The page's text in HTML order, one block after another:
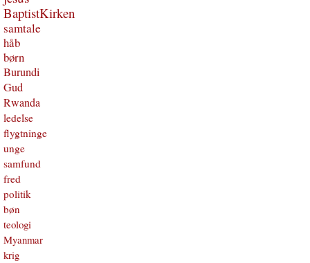
BaptistKirken
samtale
håb
børn
Burundi
Gud
Rwanda
ledelse
flygtninge
unge
samfund
fred
politik
bøn
teologi
Myanmar
krig